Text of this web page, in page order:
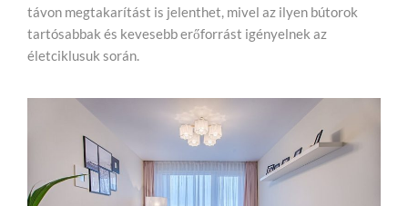
távon megtakarítást is jelenthet, mivel az ilyen bútorok
tartósabbak és kevesebb erőforrást igényelnek az
életciklusuk során.